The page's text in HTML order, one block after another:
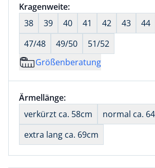
Größenauswahl:
Kragenweite:nichts ausgewählt
38
39 40 41 42 43 44
47/48
49/50
51/52
Größenberatung
Größenauswahl:
Ärmellänge:nichts ausgewählt
verkürzt ca. 58cm
normal ca.
extra lang ca. 69cm